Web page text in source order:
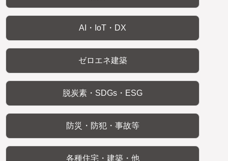
AI・IoT・DX
ゼロエネ建築
脱炭素・SDGs・ESG
防災・防犯・事故等
各種住宅・建築・他